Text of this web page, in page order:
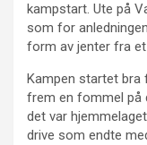
kampstart. Ute på
som for
form av jenter fra et
Kampen startet bra
frem en fommel på
det var
drive som endte